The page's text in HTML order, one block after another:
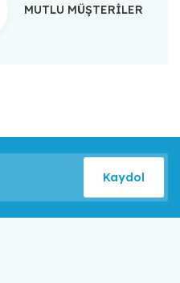
MUTLU MÜŞTERİLER
Kaydol